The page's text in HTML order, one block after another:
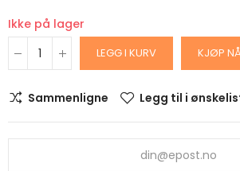
Ikke på lager
LEGG I KURV KJØP
Sammenligne Legg til i